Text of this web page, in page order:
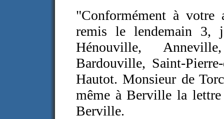
"Conformément à
remis le lendemain
Hénouville, Anneville,
Bardouville, Saint-
Hautot. Monsieur de
même à Berville la
Berville.